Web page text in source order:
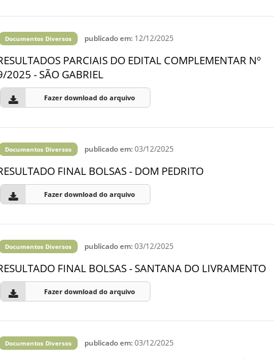
Documentos Diversos publicado em: 12/12/2025
PARCIAIS DO EDITAL COMPLEMENTAR Nº
2025 - SÃO GABRIEL
Fazer download do arquivo
Documentos Diversos publicado em:03/12/2025
FINAL BOLSAS - DOM PEDRITO
Fazer download do arquivo
Documentos Diversos publicado em:03/12/2025
FINAL BOLSAS - SANTANA DO LIVRAMENTO
Fazer download do arquivo
Documentos Diversos publicado em:03/12/2025